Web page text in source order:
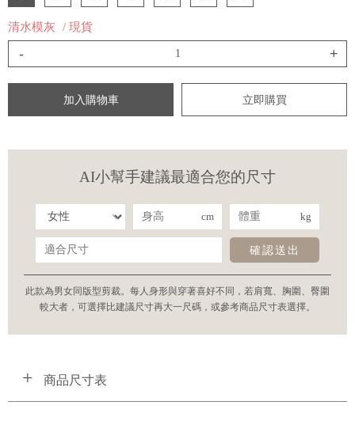
清水模灰 / 現貨
- +
加入購物車 立即購買
AI小幫手建議最適合您的尺寸
cm kg
確認送出
此款為男女同版型剪裁。每人身形與穿著喜好不同，若肩寬、胸圍、臀圍
較大者，可選擇比建議尺寸再大一尺碼，或參考商品尺寸表選擇。
商品尺寸表